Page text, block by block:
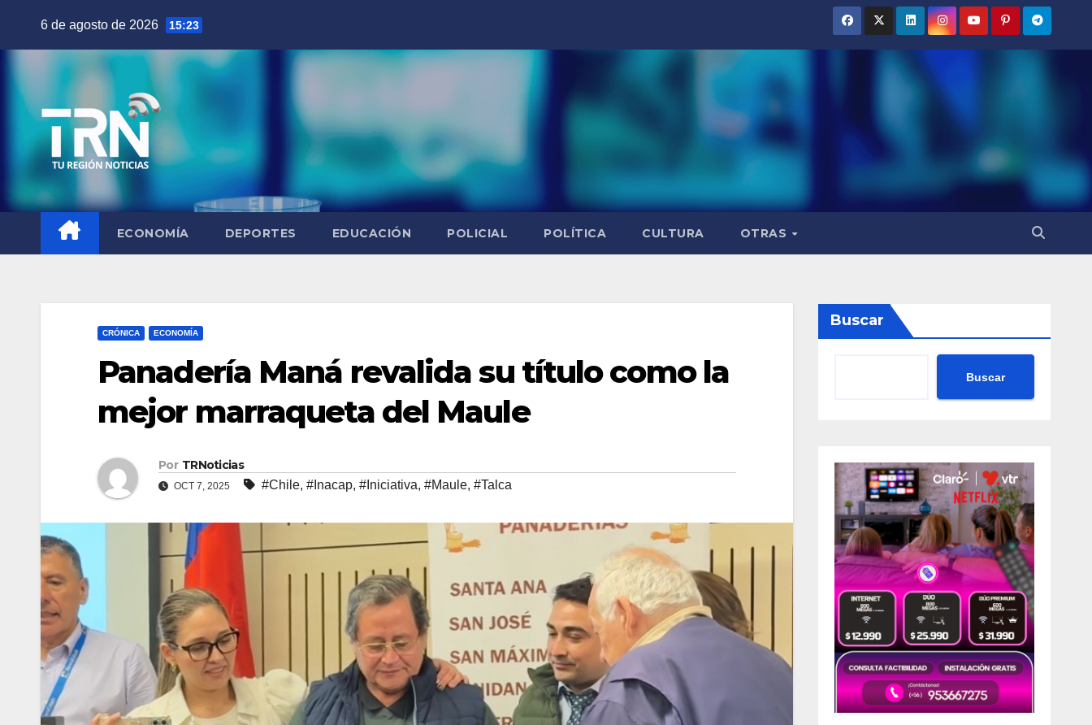
6 de agosto de 2026 15:23
ECONOMÍA DEPORTES EDUCACIÓN POLICIAL POLÍTICA CULTURA OTRAS
CRÓNICA ECONOMÍA
Panadería Maná revalida su título como la
mejor marraqueta del Maule
Por TRNoticias
OCT 7, 2025 #Chile, #Inacap, #Iniciativa, #Maule, #Talca
Buscar
Buscar